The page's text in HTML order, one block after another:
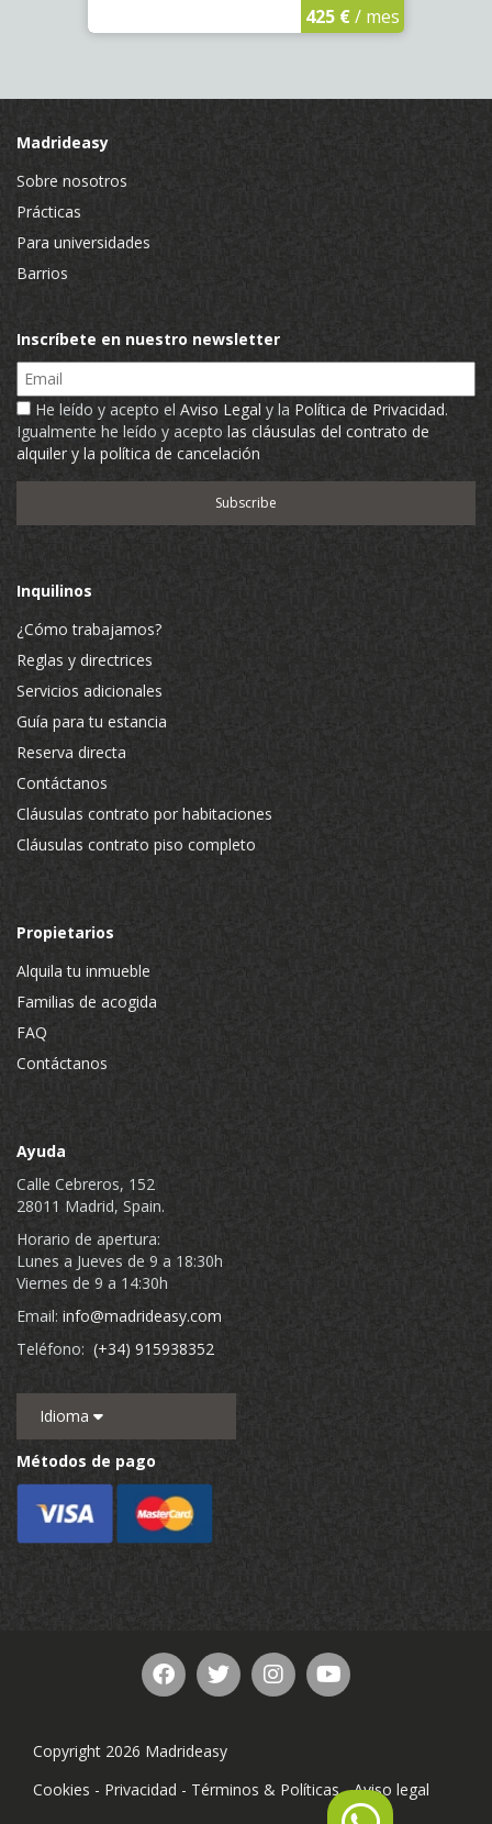
425 €/ mes
Madrideasy
Sobre nosotros
Prácticas
Para universidades
Barrios
Inscríbete en nuestro newsletter
Email
He leído y acepto el Aviso Legal y la Política de Privacidad.
Igualmente he leído y acepto las cláusulas del contrato de
alquiler y la política de cancelación
Inquilinos
¿Cómo trabajamos?
Reglas y directrices
Servicios adicionales
Guía para tu estancia
Reserva directa
Contáctanos
Cláusulas contrato por habitaciones
Cláusulas contrato piso completo
Propietarios
Alquila tu inmueble
Familias de acogida
FAQ
Contáctanos
Ayuda
Calle Cebreros, 152
28011 Madrid, Spain.
Horario de apertura:
Lunes a Jueves de 9 a 18:30h
Viernes de 9 a 14:30h
Email: info@madrideasy.com
Teléfono: (+34) 915938352
Idioma
Métodos de pago
Copyright 2026 Madrideasy
Cookies - Privacidad - Términos & Políticas-Aviso legal